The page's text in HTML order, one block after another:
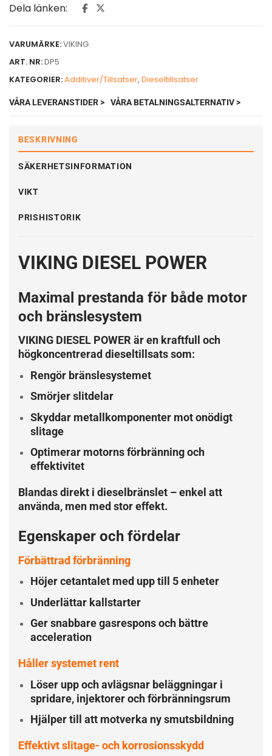
Dela länken:
VARUMÄRKE:VIKING
ART. NR:DP5
KATEGORIER:Additiver/Tillsatser, Dieseltillsatser
VÅRA LEVERANSTIDER > VÅRA BETALNINGSALTERNATIV >
BESKRIVNING
SÄKERHETSINFORMATION
VIKT
PRISHISTORIK
VIKING DIESEL POWER
Maximal prestanda för både motor
och bränslesystem
VIKING DIESEL POWER är en kraftfull och
högkoncentrerad dieseltillsats som:
Rengör bränslesystemet
Smörjer slitdelar
Skyddar metallkomponenter mot onödigt
slitage
Optimerar motorns förbränning och
effektivitet
Blandas direkt i dieselbränslet – enkel att
använda, men med stor effekt.
Egenskaper och fördelar
Förbättrad förbränning
Höjer cetantalet med upp till 5 enheter
Underlättar kallstarter
Ger snabbare gasrespons och bättre
acceleration
Håller systemet rent
Löser upp och avlägsnar beläggningar i
spridare, injektorer och förbränningsrum
Hjälper till att motverka ny smutsbildning
Effektivt slitage- och korrosionsskydd